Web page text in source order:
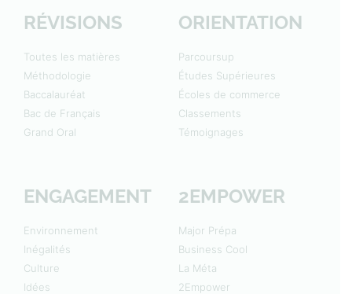
RÉVISIONS
Toutes les matières
Méthodologie
Baccalauréat
Bac de Français
Grand Oral
ORIENTATION
Parcoursup
Études Supérieures
Écoles de commerce
Classements
Témoignages
ENGAGEMENT
Environnement
Inégalités
Culture
Idées
2EMPOWER
Major Prépa
Business Cool
La Méta
2Empower